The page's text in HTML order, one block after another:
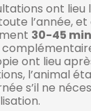
ont lieu
l’année,
30-45
ont lieu
l’animal
s’il ne